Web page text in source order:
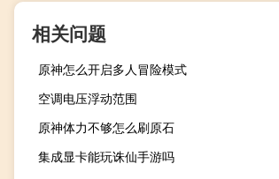
相关问题
原神怎么开启多人冒险模式
空调电压浮动范围
原神体力不够怎么刷原石
集成显卡能玩诛仙手游吗